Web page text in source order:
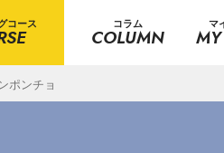
コース コラム
COLUMN
マ
ポンチョ